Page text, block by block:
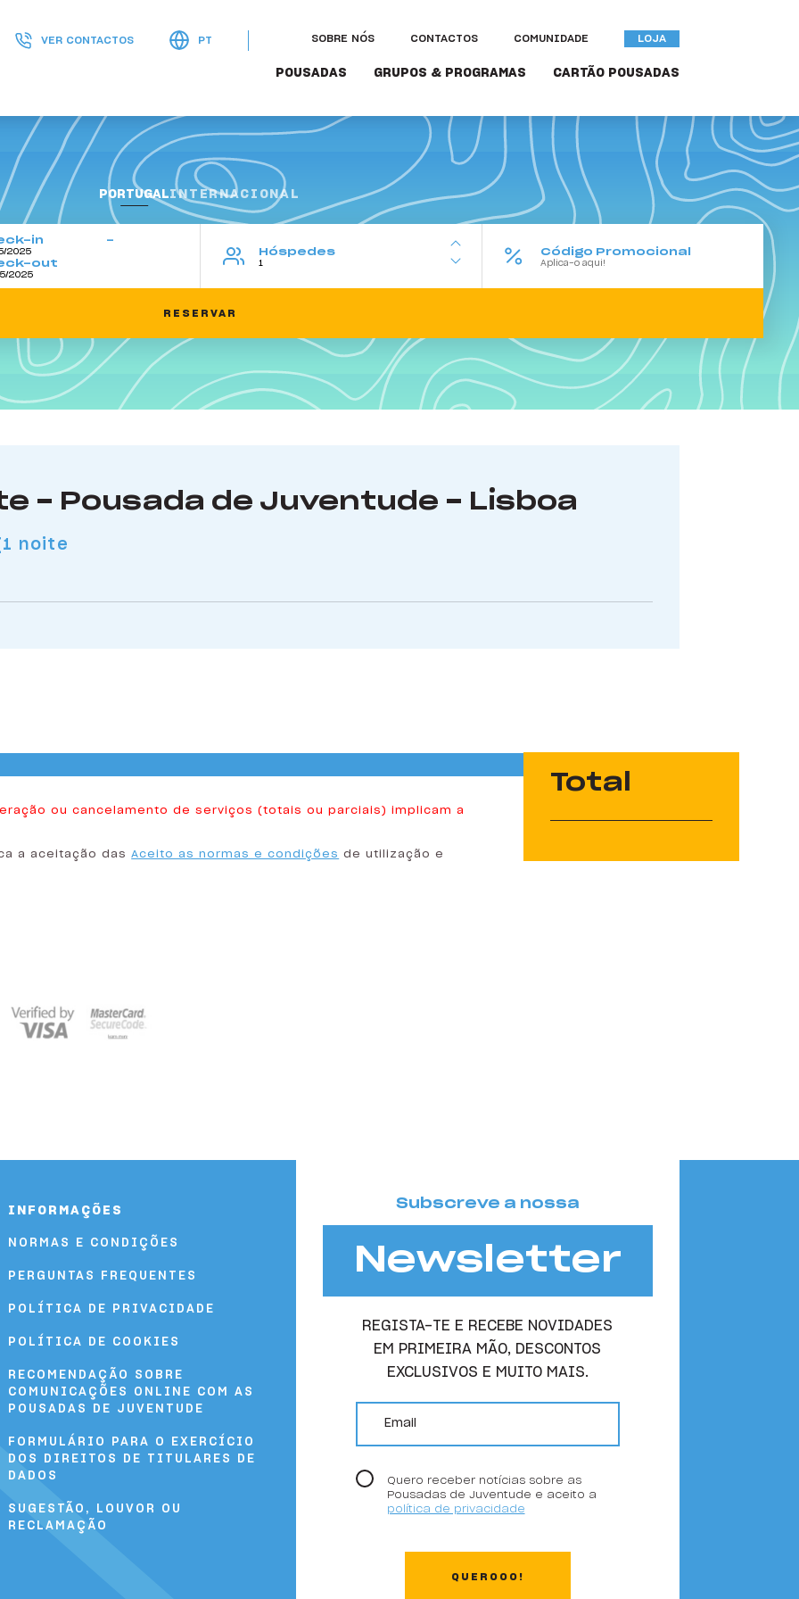
VER CONTACTOS PT SOBRE NÓS CONTACTOS COMUNIDADE LOJA
POUSADAS GRUPOS & PROGRAMAS CARTÃO POUSADAS
SearchBox
PORTUGALINTERNACIONAL
in
out
Hóspedes Código Promocional
RESERVAR
- Pousada de Juventude - Lisboa
noite
ou cancelamento de serviços (totais ou parciais) implicam a
a aceitação dasAceito as normas e condições de utilização e
Total
Subscreve a nossa
Newsletter
REGISTA-TE E RECEBE NOVIDADES
EM PRIMEIRA MÃO, DESCONTOS
EXCLUSIVOS E MUITO MAIS.
email
Quero receber notícias sobre as
Pousadas de Juventude e aceito a
política de privacidade
QUEROOO!
INFORMAÇÕES
NORMAS E CONDIÇÕES
PERGUNTAS FREQUENTES
POLÍTICA DE PRIVACIDADE
POLÍTICA DE COOKIES
RECOMENDAÇÃO SOBRE
COMUNICAÇÕES ONLINE COM AS
POUSADAS DE JUVENTUDE
FORMULÁRIO PARA O EXERCÍCIO
DOS DIREITOS DE TITULARES DE
DADOS
SUGESTÃO, LOUVOR OU
RECLAMAÇÃO